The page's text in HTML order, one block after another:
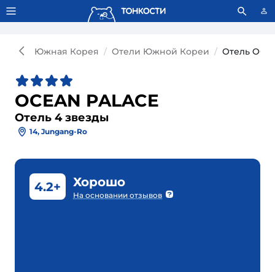
Тонкости используют сookie-файлы. Что это значит?
Южная Корея Отели Южной Кореи Отель
OCEAN PALACE
Отель 4 звезды
14, Jungang-Ro
4.2+ Хорошо
На основании отзывов